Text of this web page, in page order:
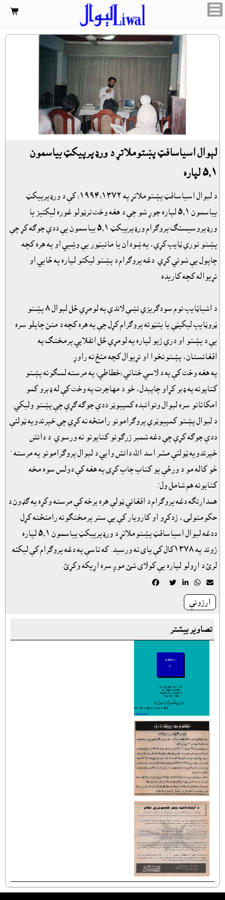

لېوال اسياسافټ پښتوملاتړ د ورډپرپيکټ بياسمون
٥٫١ لپاره
د لېوال اسياسافټ پښتوملاتړ په ١٣٧٢(١٩٩٤) کې د ورډپرپيکټ
بياسمون ٥٫١ لپاره جوړ شو چې د هغه وخت ترټولو غوره ليکنيز يا
ورډپروسيسنګ پروګرام ورډپرپيکټ ٥٫١ بياسمون يې ددې جوګه کړ چې
پښتو توري ټايپ کړي، په ښودان يا مانيټور يې وښيي او په هره کچه
چاپول يې شوني کړي. دغه پروګرام د پښتو ليکنو لپاره په ځايي او
نړيواله کچه کاريده.
د اشياټايپ نوم سودګريزي نښې لاندې په لومړي ځل لېوال ٨ پښتو
ټروټايپ ليکبڼې يا پنټونه پروګرام کړل چې په هره کچه د متن چاپلو سره
يې د پښتو او دري ژبو لپاره په لومړي ځل انقلابي پرمختګ په
افغانستان، پښتونخوا او نړيوال کچه منځ ته راوړ.
په هغه وخت کې به د لاسي ختاتي (خطاطي) په مرسته لسګونه پښتو
کتابونه په ډېر کړاو چاپېدل، خو د مهاجرت په وخت کې له ډېرو کمو
امکانانو سره لېوال وتوانېده کمپيوټر ددې جوګه ګړې چې پښتو وليکي.
د لېوال پښتو کمپيوټري پروګرامونو رامنځه ته کړي چې خپرندويه ټولنې
ددې جوګه کړې چې دغه شمېر زرګونو کتابونو ته ورسوي. د دانش
خپرندويه ټولنې مشر اسد الله دانش وايي د لېوال پروګرامونو په مرسته "
څو کاله مو د ورځې يو کتاب چاپ کړى په هغه کې دولس سوه مخه
کتابونه هم شامل ول".
همدارنګه دغه پروګرام د افغاني ټولې هره برخه کې مرسته وکړه په ګډون د
حکومتولۍ، زدکړو او کاروبار کې يې ستر پرمختګونه رامنځته کړل.
ددغه لېوال اسياسافټ پښتوملاتړ د ورډپرپيکټ بياسمون ٥٫١ لپاره
ژوند په ١٣٧٨کال کې پاى ته ورسيد. که تاسې په دغه پروګرام کې ليکنه
لرئ د اړولو لپاره يې کولاى شئ موږ سره اړيکه وکړئ.
    
ارزونې
تصاویر بیشتر